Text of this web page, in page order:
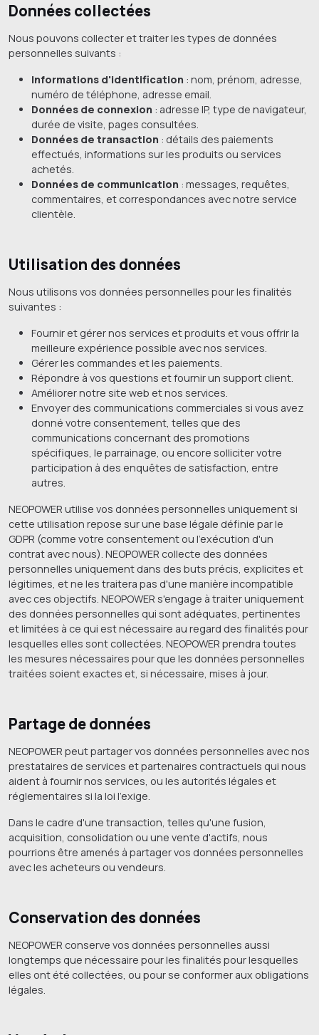
Données collectées
Nous pouvons collecter et traiter les types de données
personnelles suivants :
Informations d'identification : nom, prénom, adresse,
numéro de téléphone, adresse email.
Données de connexion : adresse IP, type de navigateur,
durée de visite, pages consultées.
Données de transaction : détails des paiements
effectués, informations sur les produits ou services
achetés.
Données de communication : messages, requêtes,
commentaires, et correspondances avec notre service
clientèle.
Utilisation des données
Nous utilisons vos données personnelles pour les finalités
suivantes :
Fournir et gérer nos services et produits et vous offrir la
meilleure expérience possible avec nos services.
Gérer les commandes et les paiements.
Répondre à vos questions et fournir un support client.
Améliorer notre site web et nos services.
Envoyer des communications commerciales si vous avez
donné votre consentement, telles que des
communications concernant des promotions
spécifiques, le parrainage, ou encore solliciter votre
participation à des enquêtes de satisfaction, entre
autres.
NEOPOWER utilise vos données personnelles uniquement si
cette utilisation repose sur une base légale définie par le
GDPR (comme votre consentement ou l'exécution d'un
contrat avec nous). NEOPOWER collecte des données
personnelles uniquement dans des buts précis, explicites et
légitimes, et ne les traitera pas d'une manière incompatible
avec ces objectifs. NEOPOWER s'engage à traiter uniquement
des données personnelles qui sont adéquates, pertinentes
et limitées à ce qui est nécessaire au regard des finalités pour
lesquelles elles sont collectées. NEOPOWER prendra toutes
les mesures nécessaires pour que les données personnelles
traitées soient exactes et, si nécessaire, mises à jour.
Partage de données
NEOPOWER peut partager vos données personnelles avec nos
prestataires de services et partenaires contractuels qui nous
aident à fournir nos services, ou les autorités légales et
réglementaires si la loi l'exige.
Dans le cadre d'une transaction, telles qu'une fusion,
acquisition, consolidation ou une vente d'actifs, nous
pourrions être amenés à partager vos données personnelles
avec les acheteurs ou vendeurs.
Conservation des données
NEOPOWER conserve vos données personnelles aussi
longtemps que nécessaire pour les finalités pour lesquelles
elles ont été collectées, ou pour se conformer aux obligations
légales.